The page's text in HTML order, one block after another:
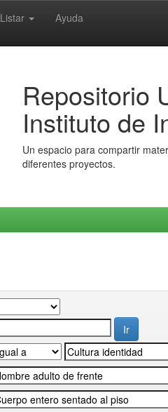
Listar Ayuda
Repositorio
Instituto de
Un espacio para compartir
diferentes proyectos.